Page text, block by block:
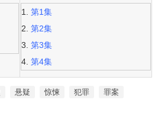
第1集
第2集
第3集
第4集
悬疑 惊悚 犯罪
罪案